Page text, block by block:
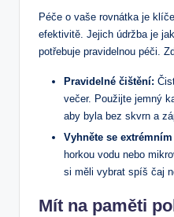
Péče o vaše rovnátka je
efektivitě. Jejich údržba je
potřebuje pravidelnou péči.
Pravidelné čištění:
večer. Použijte jemný
aby byla bez skvrn a
Vyhněte se
horkou vodu nebo
si měli vybrat spíš čaj
Mít na paměti